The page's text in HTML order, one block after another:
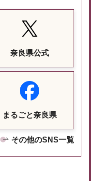
奈良県公式
まるごと奈良県
その他のSNS一覧